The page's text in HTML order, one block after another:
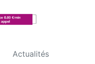
Actualités